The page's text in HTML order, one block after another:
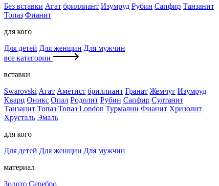
Без вставки Агат бриллиант Изумруд Рубин Сапфир Танзанит
Топаз Фианит
для кого
Для детей Для женщин Для мужчин
все категории
вставки
Swarovski Агат Аметист бриллиант Гранат Жемчуг Изумруд
Кварц Оникс Опал Родолит Рубин Сапфир Султанит
Танзанит Топаз Топаз London Турмалин Фианит Хризолит
Хрусталь Эмаль
для кого
Для детей Для женщин Для мужчин
материал
Золото Серебро